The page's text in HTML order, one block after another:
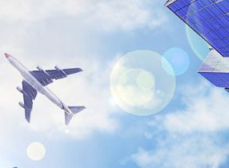
华荣水处理设备有限公司
设备有限公司是一家专业销售、服
施工于一体的专业水处理设备公
证企业。 通过对水工业多年的潜心